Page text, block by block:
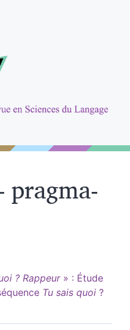
pragma-
? Rappeur» : Étude
Tu sais quoi ?